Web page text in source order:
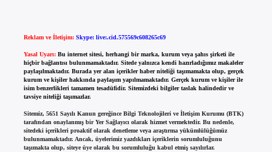
Reklam ve İletişim: Skype: live:.cid.575569c608265c69
Yasal Uyarı: Bu internet sitesi, herhangi bir marka, kurum veya şahıs şirketi ile
hiçbir bağlantısı bulunmamaktadır. Sitede yalnızca kendi hazırladığımız makaleler
paylaşılmaktadır. Burada yer alan içerikler haber niteliği taşımamakta olup, gerçek
kurum ve kişiler hakkında paylaşım yapılmamaktadır. Gerçek kurum ve kişiler ile
isim benzerlikleri tamamen tesadüfidir. Sitemizdeki bilgiler taslak halindedir ve
tavsiye niteliği taşımazlar.
Sitemiz, 5651 Sayılı Kanun gereğince Bilgi Teknolojileri ve İletişim Kurumu (BTK)
tarafından onaylanmış bir Yer Sağlayıcı olarak hizmet vermektedir. Bu nedenle,
sitedeki içerikleri proaktif olarak denetleme veya araştırma yükümlülüğümüz
bulunmamaktadır. Ancak, üyelerimiz yazdıkları içeriklerin sorumluluğunu
taşımakta olup, siteye üye olarak bu sorumluluğu kabul etmiş sayılırlar.